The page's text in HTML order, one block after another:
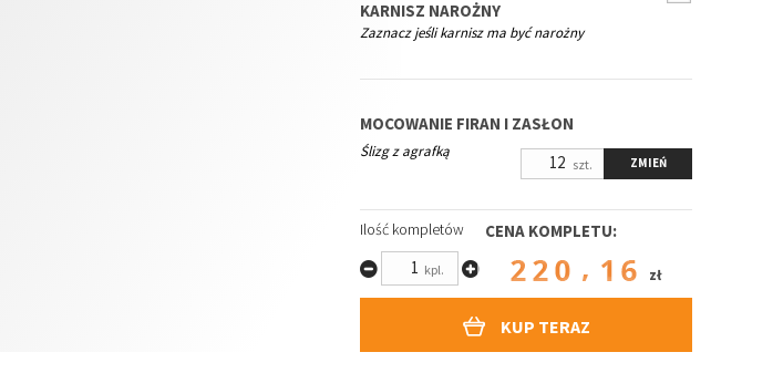
KARNISZ NAROŻNY
Zaznacz jeśli karnisz ma być narożny
MOCOWANIE FIRAN I ZASŁON
Ślizg z agrafką
szt. ZMIEŃ
Ilość kompletów
kpl.
CENA KOMPLETU:
220.16 zł
KUP TERAZ